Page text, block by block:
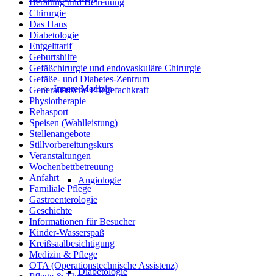
Innere Medizin
Angiologie
Diabetologie
Beratung und Betreuung
Chirurgie
Das Haus
Diabetologie
Entgelttarif
Geburtshilfe
Gefäßchirurgie und endovaskuläre Chirurgie
Gefäße- und Diabetes-Zentrum
Generalistische Pflegefachkraft
Physiotherapie
Rehasport
Speisen (Wahlleistung)
Stellenangebote
Stillvorbereitungskurs
Veranstaltungen
Wochenbettbetreuung
Anfahrt
Familiale Pflege
Gastroenterologie
Geschichte
Informationen für Besucher
Kinder-Wasserspaß
Kreißsaalbesichtigung
Medizin & Pflege
OTA (Operationstechnische Assistenz)